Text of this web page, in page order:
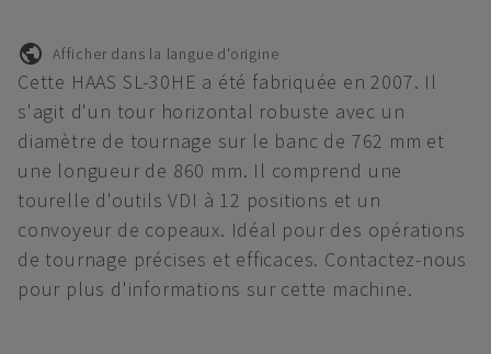
Afficher dans la langue d'origine
Cette HAAS SL-30HE a été fabriquée en 2007. Il
s'agit d'un tour horizontal robuste avec un
diamètre de tournage sur le banc de 762 mm et
une longueur de 860 mm. Il comprend une
tourelle d'outils VDI à 12 positions et un
convoyeur de copeaux. Idéal pour des opérations
de tournage précises et efficaces. Contactez-nous
pour plus d'informations sur cette machine.